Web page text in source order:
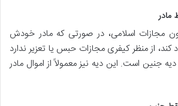
ماده ۷۱۸ قانون مجازات اسلامی، در صورتی که مادر خودش
از منظر کیفری مجازات حبس یا تعزیر ندارد
جنین است. این دیه نیز معمولاً از اموال مادر